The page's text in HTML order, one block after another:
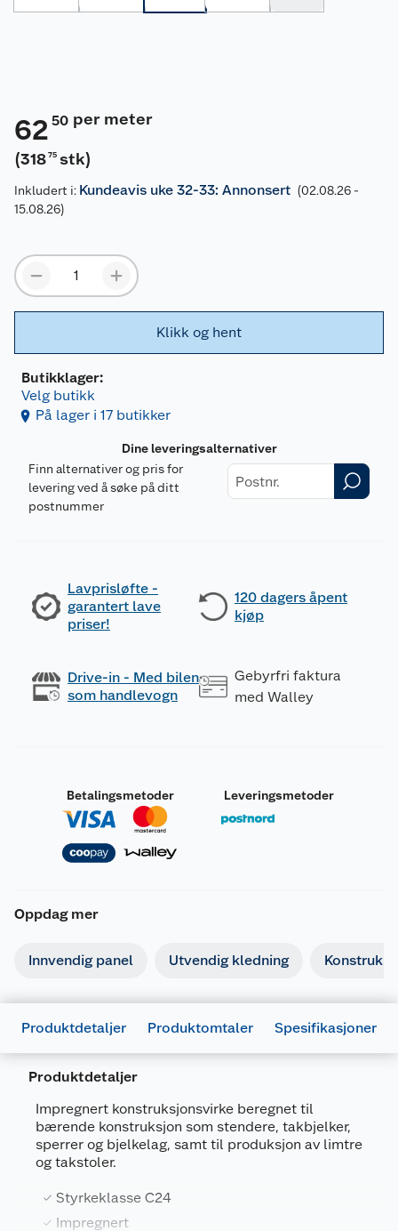
62 50 per meter
(318 75 stk)
Inkludert i: Kundeavis uke 32-33: Annonsert (02.08.26 -
15.08.26)
Klikk og hent
Butikklager:
Velg butikk
På lager i 17 butikker
Dine leveringsalternativer
Finn alternativer og pris for
levering ved å søke på ditt
postnummer
Lavprisløfte -
garantert lave
priser!
120 dagers åpent
kjøp
Drive-in - Med bilen
som handlevogn
Gebyrfri faktura
med Walley
Betalingsmetoder Leveringsmetoder
Oppdag mer
Innvendig panel Utvendig kledning
Produktdetaljer Produktomtaler Spesifikasjoner
Produktdetaljer
Impregnert konstruksjonsvirke beregnet til
bærende konstruksjon som stendere, takbjelker,
sperrer og bjelkelag, samt til produksjon av limtre
og takstoler.
Styrkeklasse C24
Impregnert
Generelt
Artikkelnummer
7040431917136
Leverandørens
Størrelse